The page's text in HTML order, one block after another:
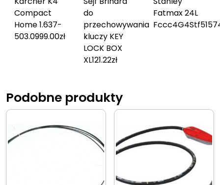
Compact
Home 1.637-
503.0999.00zł
do
przechowywania
kluczy KEY
LOCK BOX
XL121.22zł
Fatmax 24L
Fccc4G4Stf515
Podobne produkty